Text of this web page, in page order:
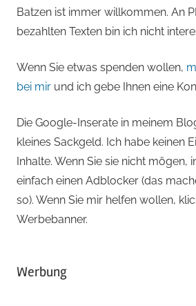
Batzen ist immer willkommen. An
bezahlten Texten bin ich nicht
Wenn Sie etwas spenden wollen,
bei mir und ich gebe Ihnen eine
Die Google-Inserate in meinem
kleines Sackgeld. Ich habe keinen
Inhalte. Wenn Sie sie nicht mögen,
einfach einen Adblocker (das
so). Wenn Sie mir helfen wollen,
Werbebanner.
Werbung